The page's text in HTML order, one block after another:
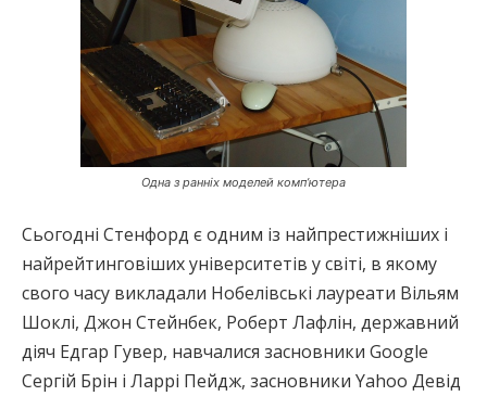
Одна з ранніх моделей комп’ютера
Сьогодні Стенфорд є одним із найпрестижніших і
найрейтинговіших університетів у світі, в якому
свого часу викладали Нобелівські лауреати Вільям
Шоклі, Джон Стейнбек, Роберт Лафлін, державний
діяч Едгар Гувер, навчалися засновники Google
Сергій Брін і Ларрі Пейдж, засновники Yahoo Девід